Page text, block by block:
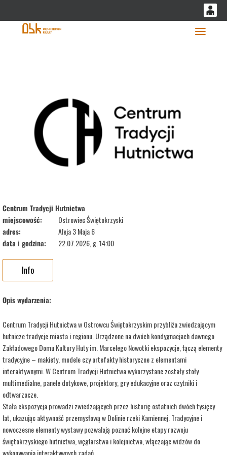
Centrum Tradycji Hutnictwa
miejscowość:
Ostrowiec Świętokrzyski
adres:
Aleja 3 Maja 6
data i godzina:
22.07.2026, g. 14:00
Info
Opis wydarzenia:
Centrum Tradycji Hutnictwa w Ostrowcu Świętokrzyskim przybliża zwiedzającym
hutnicze tradycje miasta i regionu. Urządzone na dwóch kondygnacjach dawnego
Zakładowego Domu Kultury Huty im. Marcelego Nowotki ekspozycje, łączą elementy
tradycyjne – makiety, modele czy artefakty historyczne z elementami
interaktywnymi. W Centrum Tradycji Hutnictwa wykorzystane zostały stoły
multimedialne, panele dotykowe, projektory, gry edukacyjne oraz czytniki i
odtwarzacze.
Stała ekspozycja prowadzi zwiedzających przez historię ostatnich dwóch tysięcy
lat, ukazując aktywność przemysłową w Dolinie rzeki Kamiennej. Tradycyjne i
nowoczesne elementy wystawy pozwalają poznać kolejne etapy rozwoju
świętokrzyskiego hutnictwa, węglarstwa i kolejnictwa, włączając widzów do
wykonywania interaktywnych zadań.